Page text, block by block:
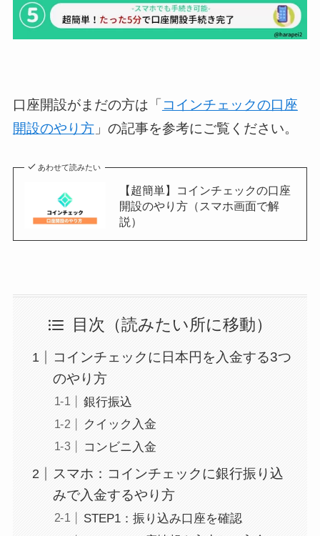
口座開設がまだの方は「 コインチェックの口座
開設のやり方」の記事を参考にご覧ください。
あわせて読みたい
【超簡単】コインチェックの口座
開設のやり方（スマホ画面で解
説）
目次（読みたい所に移動）
コインチェックに日本円を入金する3つ
のやり方
銀行振込
クイック入金
コンビニ入金
スマホ：コインチェックに銀行振り込
みで入金するやり方
STEP1：振り込み口座を確認